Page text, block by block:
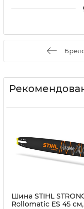
Шина STIHL
Rollomatic ES 45